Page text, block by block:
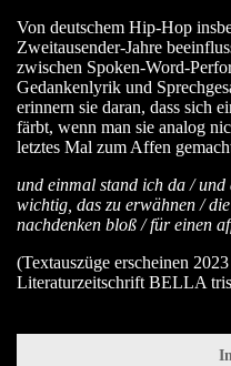
Von deutschem Hip-Hop
Zweitausender-Jahre
zwischen Spoken-Word-
Gedankenlyrik und
erinnern sie daran, dass sich
färbt, wenn man sie analog
letztes Mal zum Affen
und einmal stand ich da /
wichtig, das zu erwähnen /
nachdenken bloß / für einen
(Textauszüge erscheinen
Literaturzeitschrift BELLA